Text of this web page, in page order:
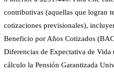
contributivas (aquellas que logran
cotizaciones previsionales),
Beneficio por Años Cotizados
Diferencias de Expectativa de
cálculo la Pensión Garantizada